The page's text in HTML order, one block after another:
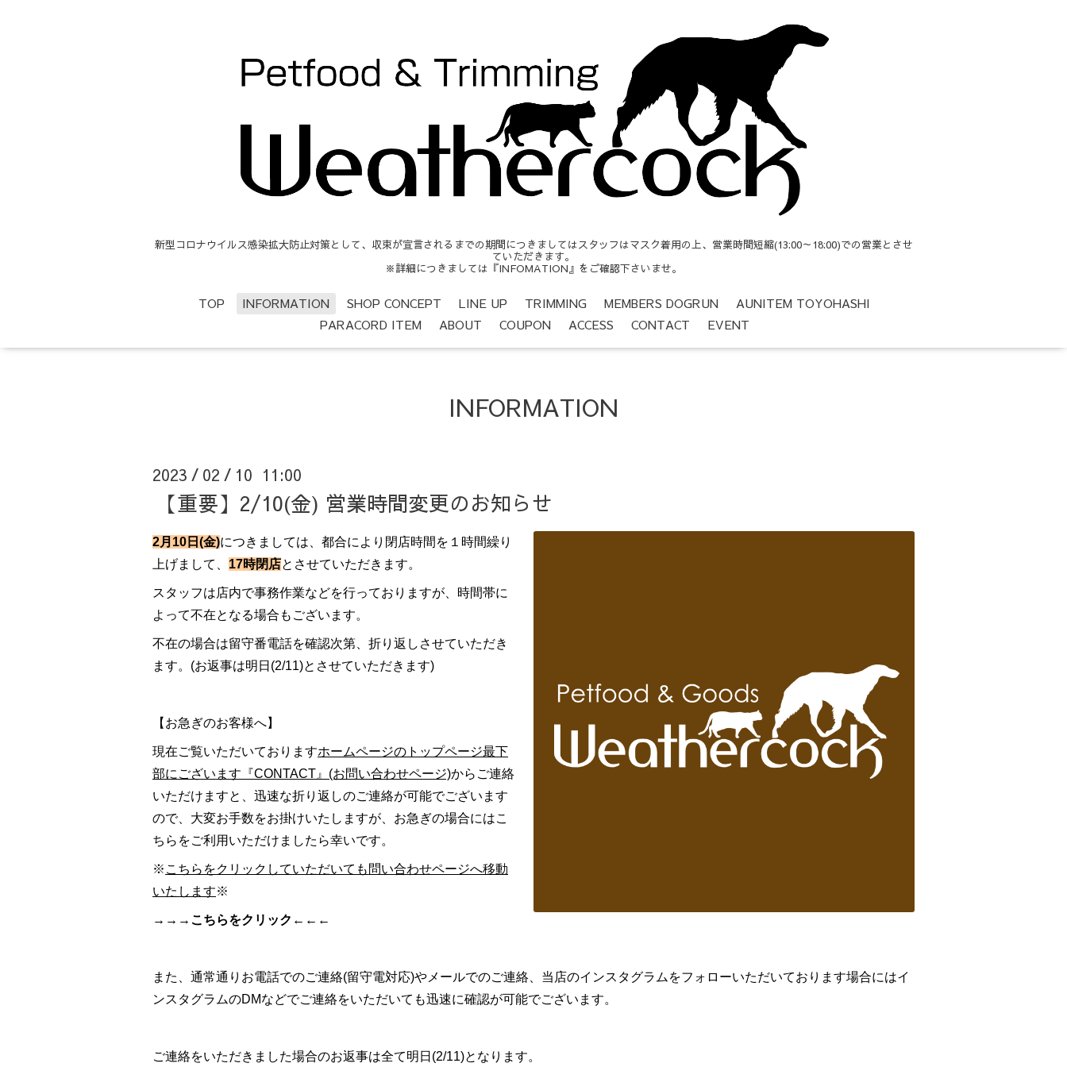
新型コロナウイルス感染拡大防止対策として、収束が宣言されるまでの期間につきましてはスタッフはマスク着用の上、営業時間短縮(13:00～18:00)での営業とさせ
ていただきます。
※詳細につきましては『INFOMATION』をご確認下さいませ。
TOP INFORMATION SHOP CONCEPT LINE UP TRIMMING MEMBERS DOGRUN
AUNITEM TOYOHASHI
PARACORD ITEM
ABOUT COUPON ACCESS CONTACT EVENT
INFORMATION
2023 / 02 / 10 11:00
【重要】2/10(金) 営業時間変更のお知らせ
2月10日(金)につきましては、都合により閉店時間を１時間繰り
上げまして、 17時閉店とさせていただきます。
スタッフは店内で事務作業などを行っておりますが、時間帯に
よって不在となる場合もございます。
不在の場合は留守番電話を確認次第、折り返しさせていただき
ます。(お返事は明日(2/11)とさせていただきます)
【お急ぎのお客様へ】
現在ご覧いただいておりますホームページのトップページ最下
部にございます『CONTACT』(お問い合わせページ)からご連絡
いただけますと、迅速な折り返しのご連絡が可能でございます
ので、大変お手数をお掛けいたしますが、お急ぎの場合にはこ
ちらをご利用いただけましたら幸いです。
※ こちらをクリックしていただいても問い合わせページへ移動
いたします※
→→→こちらをクリック←←←
また、通常通りお電話でのご連絡(留守電対応)やメールでのご連絡、当店のインスタグラムをフォローいただいております場合にはイ
ンスタグラムのDMなどでご連絡をいただいても迅速に確認が可能でございます。
ご連絡をいただきました場合のお返事は全て明日(2/11)となります。